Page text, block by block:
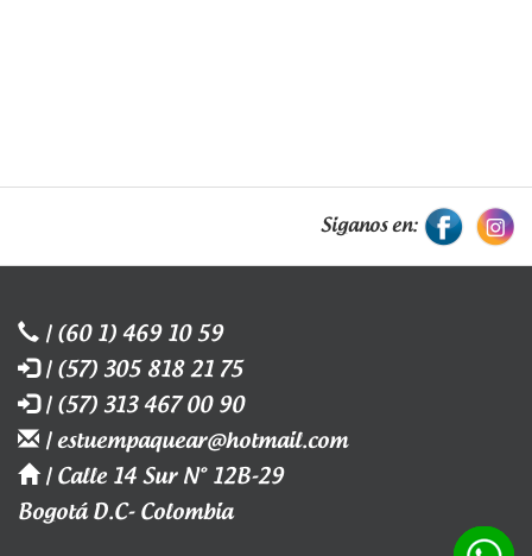
Siganos en:
| (60 1) 469 10 59
| (57) 305 818 21 75
| (57) 313 467 00 90
| estuempaquear@hotmail.com
| Calle 14 Sur N° 12B-29
Bogotá D.C- Colombia